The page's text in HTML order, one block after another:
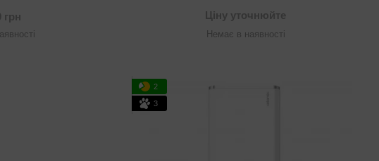
грн
Ціну уточнюйте
Немає в наявності
2
3